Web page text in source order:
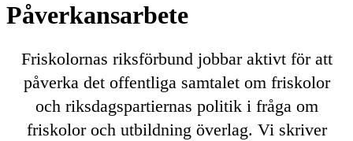
Påverkansarbete
Friskolornas riksförbund jobbar aktivt för att
påverka det offentliga samtalet om friskolor
och riksdagspartiernas politik i fråga om
friskolor och utbildning överlag. Vi skriver